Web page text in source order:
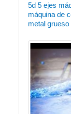
5d 5 ejes
máquina de
metal grueso